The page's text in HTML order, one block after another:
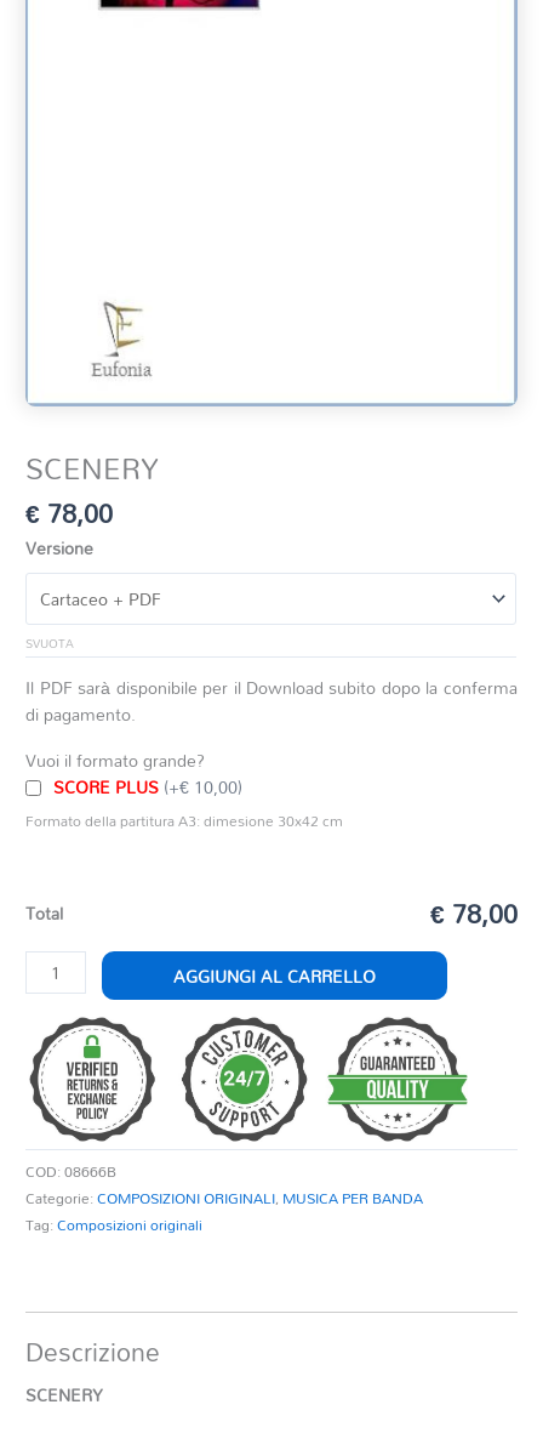
SCENERY
€78,00
Versione
SVUOTA
Il PDF sarà disponibile per il Download subito dopo la conferma
di pagamento.
Vuoi il formato grande?
SCORE PLUS(+€ 10,00)
Formato della partitura A3: dimesione 30x42 cm
Total € 78,00
SCENERY
quantità
AGGIUNGI AL CARRELLO
COD:08666B
Categorie:COMPOSIZIONI ORIGINALI, MUSICA PER BANDA
Tag:Composizioni originali
Descrizione
SCENERY